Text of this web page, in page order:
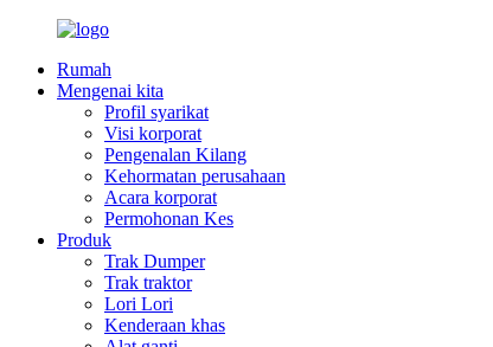
Rumah
Mengenai kita
Profil syarikat
Visi korporat
Pengenalan Kilang
Kehormatan perusahaan
Acara korporat
Permohonan Kes
Produk
Trak Dumper
Trak traktor
Lori Lori
Kenderaan khas